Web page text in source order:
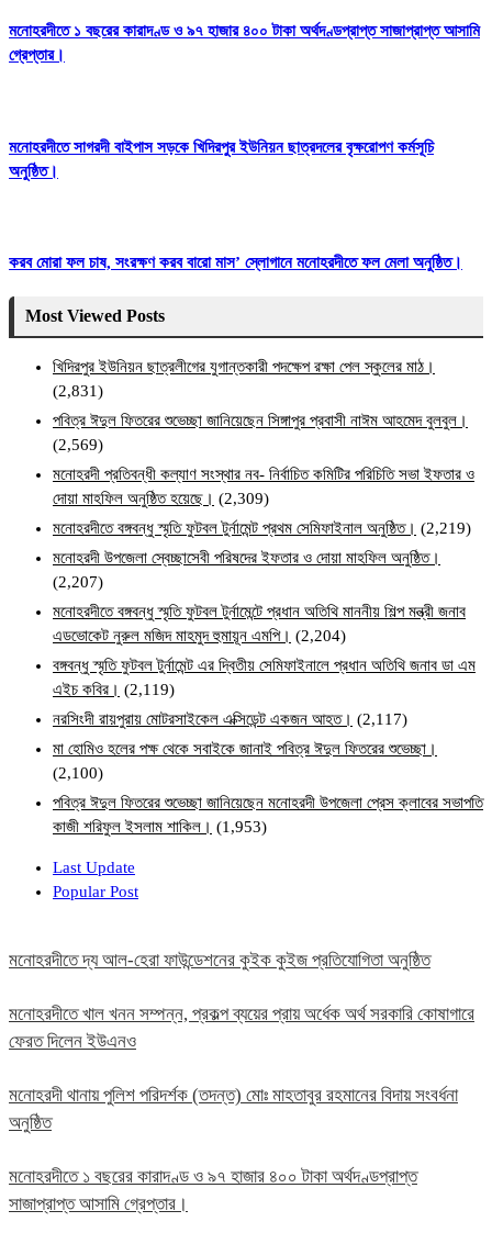
মনোহরদীতে ১ বছরের কারাদণ্ড ও ৯৭ হাজার ৪০০ টাকা অর্থদণ্ডপ্রাপ্ত সাজাপ্রাপ্ত আসামি
গ্রেপ্তার।
মনোহরদীতে সাগরদী বাইপাস সড়কে খিদিরপুর ইউনিয়ন ছাত্রদলের বৃক্ষরোপণ কর্মসূচি
অনুষ্ঠিত।
করব মোরা ফল চাষ, সংরক্ষণ করব বারো মাস’ স্লোগানে মনোহরদীতে ফল মেলা অনুষ্ঠিত।
Most Viewed Posts
খিদিরপুর ইউনিয়ন ছাত্রলীগের যুগান্তকারী পদক্ষেপ রক্ষা পেল স্কুলের মাঠ।
(2,831)
পবিত্র ঈদুল ফিতরের শুভেচ্ছা জানিয়েছেন সিঙ্গাপুর প্রবাসী নাঈম আহমেদ বুলবুল।
(2,569)
মনোহরদী প্রতিবন্ধী কল্যাণ সংস্থার নব- নির্বাচিত কমিটির পরিচিতি সভা ইফতার ও
দোয়া মাহফিল অনুষ্ঠিত হয়েছে। (2,309)
মনোহরদীতে বঙ্গবন্ধু স্মৃতি ফুটবল টুর্নামেন্ট প্রথম সেমিফাইনাল অনুষ্ঠিত। (2,219)
মনোহরদী উপজেলা স্বেচ্ছাসেবী পরিষদের ইফতার ও দোয়া মাহফিল অনুষ্ঠিত।
(2,207)
মনোহরদীতে বঙ্গবন্ধু স্মৃতি ফুটবল টুর্নামেন্টে প্রধান অতিথি মাননীয় শিল্প মন্ত্রী জনাব
এডভোকেট নুরুল মজিদ মাহমুদ হুমায়ূন এমপি। (2,204)
বঙ্গবন্ধু স্মৃতি ফুটবল টুর্নামেন্ট এর দ্বিতীয় সেমিফাইনালে প্রধান অতিথি জনাব ডা এম
এইচ কবির। (2,119)
নরসিংদী রায়পুরায় মোটরসাইকেল এক্সিডেন্ট একজন আহত। (2,117)
মা হোমিও হলের পক্ষ থেকে সবাইকে জানাই পবিত্র ঈদুল ফিতরের শুভেচ্ছা।
(2,100)
পবিত্র ঈদুল ফিতরের শুভেচ্ছা জানিয়েছেন মনোহরদী উপজেলা প্রেস ক্লাবের সভাপতি
কাজী শরিফুল ইসলাম শাকিল। (1,953)
Last Update
Popular Post
মনোহরদীতে দ্য আল-হেরা ফাউন্ডেশনের কুইক কুইজ প্রতিযোগিতা অনুষ্ঠিত
মনোহরদীতে খাল খনন সম্পন্ন, প্রকল্প ব্যয়ের প্রায় অর্ধেক অর্থ সরকারি কোষাগারে
ফেরত দিলেন ইউএনও
মনোহরদী থানায় পুলিশ পরিদর্শক (তদন্ত) মোঃ মাহতাবুর রহমানের বিদায় সংবর্ধনা
অনুষ্ঠিত
মনোহরদীতে ১ বছরের কারাদণ্ড ও ৯৭ হাজার ৪০০ টাকা অর্থদণ্ডপ্রাপ্ত
সাজাপ্রাপ্ত আসামি গ্রেপ্তার।